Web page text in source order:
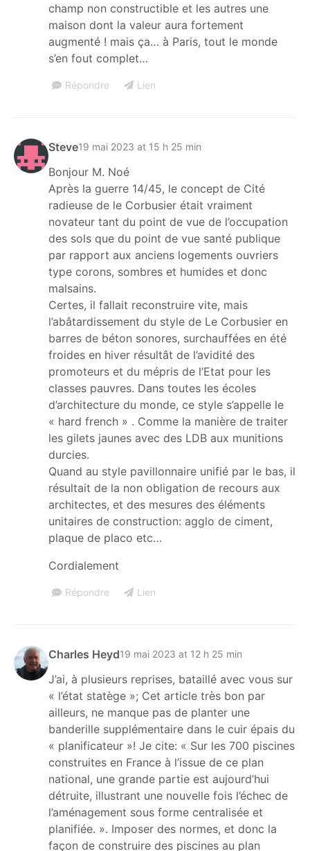
champ non constructible et les autres une
maison dont la valeur aura fortement
augmenté ! mais ça… à Paris, tout le monde
s’en fout complet…
Répondre Lien
Steve19 mai 2023 at 15 h 25 min
Bonjour M. Noé
Après la guerre 14/45, le concept de Cité
radieuse de le Corbusier était vraiment
novateur tant du point de vue de l’occupation
des sols que du point de vue santé publique
par rapport aux anciens logements ouvriers
type corons, sombres et humides et donc
malsains.
Certes, il fallait reconstruire vite, mais
l’abâtardissement du style de Le Corbusier en
barres de béton sonores, surchauffées en été
froides en hiver résultât de l’avidité des
promoteurs et du mépris de l’Etat pour les
classes pauvres. Dans toutes les écoles
d’architecture du monde, ce style s’appelle le
« hard french » . Comme la manière de traiter
les gilets jaunes avec des LDB aux munitions
durcies.
Quand au style pavillonnaire unifié par le bas, il
résultait de la non obligation de recours aux
architectes, et des mesures des éléments
unitaires de construction: agglo de ciment,
plaque de placo etc…
Cordialement
Répondre Lien
Charles Heyd19 mai 2023 at 12 h 25 min
J’ai, à plusieurs reprises, bataillé avec vous sur
« l’état statège »; Cet article très bon par
ailleurs, ne manque pas de planter une
banderille supplémentaire dans le cuir épais du
« planificateur »! Je cite: « Sur les 700 piscines
construites en France à l’issue de ce plan
national, une grande partie est aujourd’hui
détruite, illustrant une nouvelle fois l’échec de
l’aménagement sous forme centralisée et
planifiée. ». Imposer des normes, et donc la
façon de construire des piscines au plan